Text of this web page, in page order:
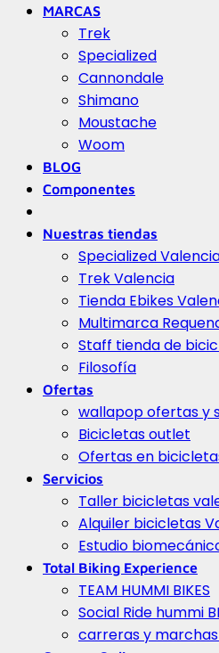
MARCAS
Trek
Specialized
Cannondale
Shimano
Moustache
Woom
BLOG
Componentes
Nuestras tiendas
Specialized
Trek Valencia
Tienda Ebikes
Multimarca
Staff tienda de
Filosofía
Ofertas
wallapop ofertas y
Bicicletas outlet
Ofertas en
Servicios
Taller bicicletas
Alquiler bicicletas
Estudio
Total Biking Experience
TEAM HUMMI BIKES
Social Ride hummi
carreras y